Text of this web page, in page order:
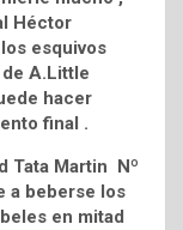
Héctor
esquivos
A.Little
hacer
final .
Tata Martin Nº
a beberse los
en mitad